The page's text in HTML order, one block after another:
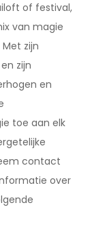
of festival,
van magie
zijn
zijn
en
toe aan elk
contact
over